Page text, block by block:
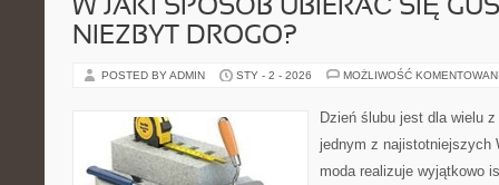
W JAKI SPOSÓB UBIERAĆ SIĘ
NIEZBYT DROGO?
POSTED BY ADMIN STY - 2 - 2026 MOŻLIWOŚĆ
Dzień ślubu jest dla wielu
jednym z najistotniejszych
moda realizuje wyjątkowo